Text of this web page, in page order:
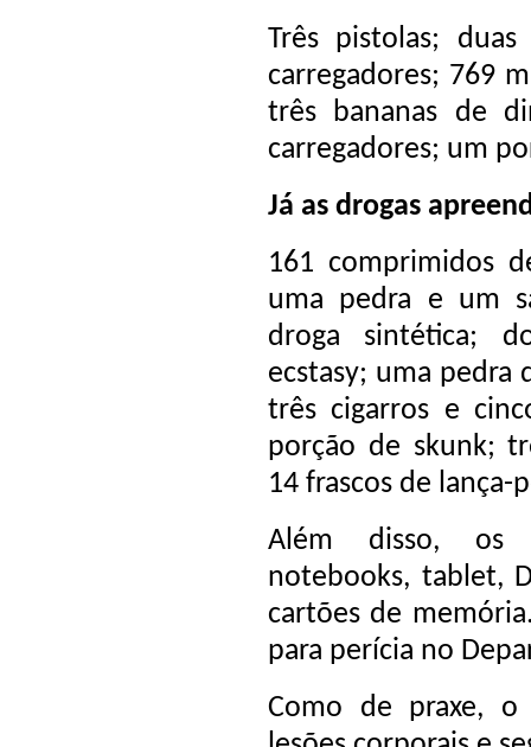
Três pistolas;
carregadores; 769
três bananas de
carregadores; um
Já as drogas
161 comprimidos
uma pedra e um
droga sintética;
ecstasy; uma pedra
três cigarros e
porção de skunk;
14 frascos de lança-
Além disso, os
notebooks, tablet,
cartões de
para perícia no
Como de praxe, o